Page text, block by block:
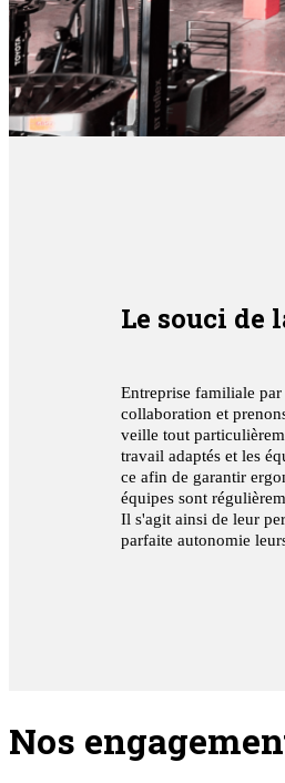
Le souci de
Entreprise familiale
collaboration et
veille tout
travail adaptés et les
ce afin de garantir
équipes sont
Il s'agit ainsi de leur
parfaite autonomie
Nos